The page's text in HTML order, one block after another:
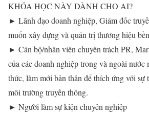
KHÓA HỌC NÀY DÀNH CHO AI?
► Lãnh đạo doanh nghiệp, Giám đốc
muốn xây dựng và quản trị thương hiệu
► Cán bộ/nhân viên chuyên trách PR,
của các doanh nghiệp trong và ngoài nước
thức, làm mới bản thân để thích ứng với sự
môi trường truyền thông.
► Người làm sự kiện chuyên nghiệp